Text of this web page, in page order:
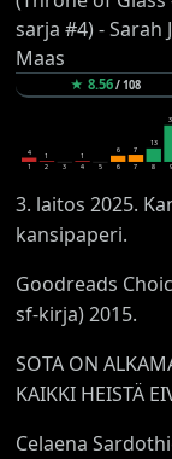
★ 8.56/108
4
1
1
2
3
1
4
5
6
6
7
7
13
8 9
3. laitos 2025.
kansipaperi.
Goodreads
sf-kirja) 2015.
SOTA ON
KAIKKI HEISTÄ
Celaena